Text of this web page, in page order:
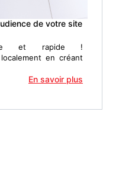
de votre site
et rapide !
en créant
En savoir plus